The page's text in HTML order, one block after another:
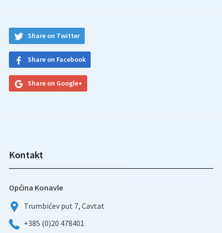
Share on Twitter
Share on Facebook
Share on Google+
Kontakt
Općina Konavle
Trumbićev put 7, Cavtat
+385 (0)20 478401